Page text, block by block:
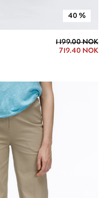
40 %
1 199.00 NOK
719.40 NOK